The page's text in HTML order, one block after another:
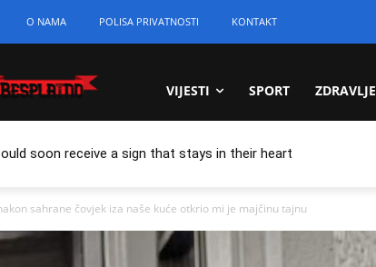
O NAMA POLISA PRIVATNOSTI KONTAKT
VIJESTI SPORT ZDRAVLJE
soon receive a sign that stays in their heart
sahrane čovjek iza naše kuće otkrio mi je majčinu tajnu